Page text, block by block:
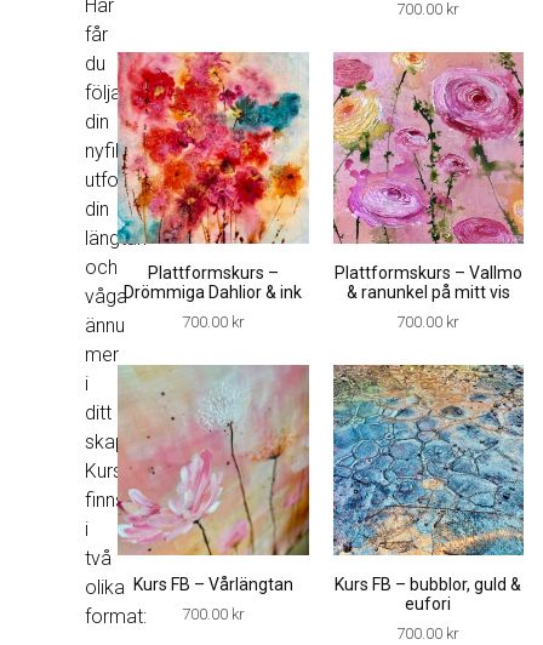
Här
får
du
följa
din
nyfikenhet,
utforska
din
längtan
och
våga
ännu
mer
i
ditt
skapande.
Kurserna
finns
i
två
olika
format:
700.00 kr
Plattformskurs –
Drömmiga Dahlior & ink
700.00 kr
Plattformskurs – Vallmo
& ranunkel på mitt vis
700.00 kr
Kurs FB – Vårlängtan
700.00 kr
Kurs FB – bubblor, guld &
eufori
700.00 kr